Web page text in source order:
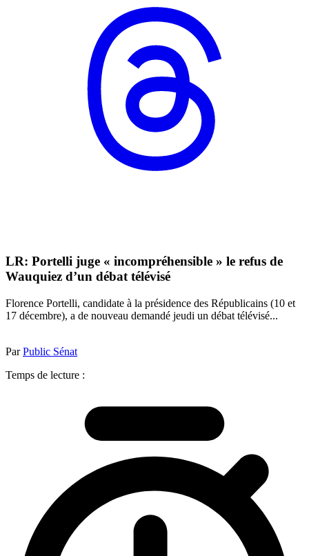
LR: Portelli juge « incompréhensible » le refus de
Wauquiez d’un débat télévisé
Florence Portelli, candidate à la présidence des Républicains (10 et
17 décembre), a de nouveau demandé jeudi un débat télévisé...
ParPublic Sénat
Temps de lecture :